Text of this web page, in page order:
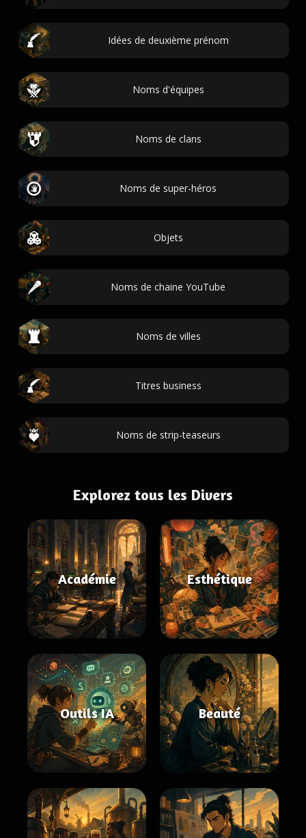
Idées de deuxième prénom
Noms d'équipes
Noms de clans
Noms de super-héros
Objets
Noms de chaine YouTube
Noms de villes
Titres business
Noms de strip-teaseurs
Explorez tous les Divers
Académie Esthétique
Outils IA Beauté